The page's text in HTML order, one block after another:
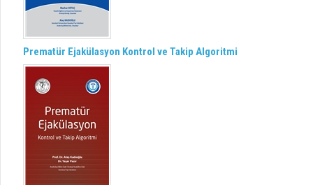
Prematür Ejakülasyon Kontrol ve Takip Algoritmi